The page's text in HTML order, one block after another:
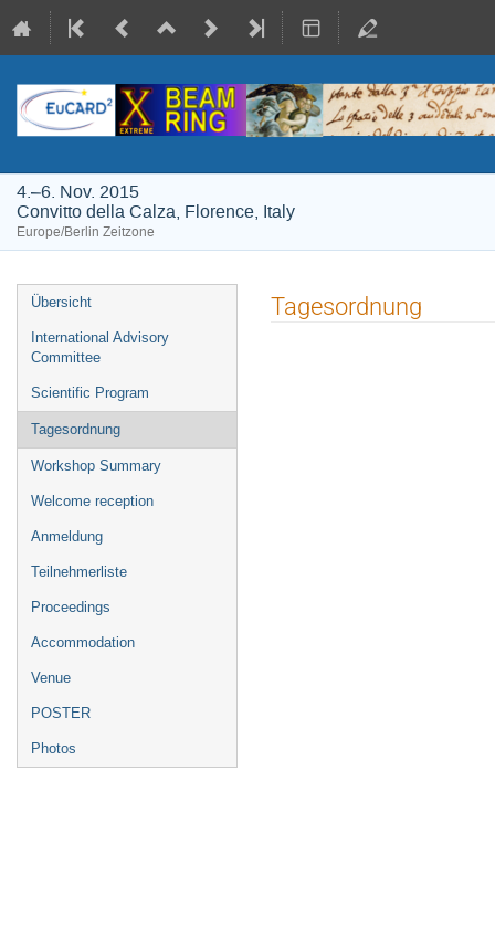
4.–6. Nov. 2015
Convitto della Calza, Florence, Italy
Europe/Berlin Zeitzone
Veranstaltungsmenü
Übersicht
International Advisory
Committee
Scientific Program
Tagesordnung
Workshop Summary
Welcome reception
Anmeldung
Teilnehmerliste
Proceedings
Accommodation
Venue
POSTER
Photos
Tagesordnung